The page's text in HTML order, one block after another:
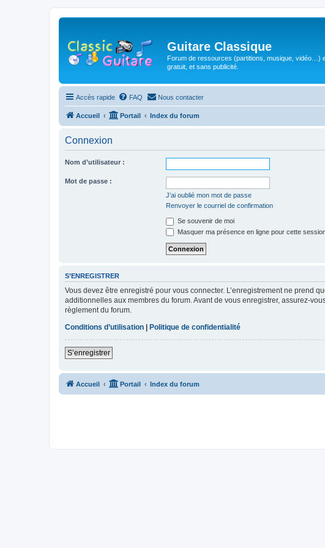
Guitare Classique
Forum de ressources (partitions, musique, vidéo…)
gratuit, et sans publicité.
Accès rapide FAQ Nous contacter
Accueil Portail Index du forum
Connexion
Nom d’utilisateur :
Mot de passe :
J’ai oublié mon mot de passe
Renvoyer le courriel de confirmation
Se souvenir de moi
Masquer ma présence en ligne pour cette
S’ENREGISTRER
Vous devez être enregistré pour vous connecter. L’enregistrement ne prend
additionnelles aux membres du forum. Avant de vous enregistrer, assurez-
règlement du forum.
Conditions d’utilisation | Politique de confidentialité
S’enregistrer
Accueil Portail Index du forum